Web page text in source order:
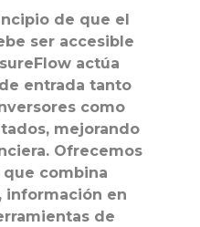
de que el
ser accesible
actúa
entrada tanto
como
mejorando
Ofrecemos
combina
información en
de